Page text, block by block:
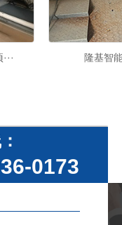
隆基智
0173